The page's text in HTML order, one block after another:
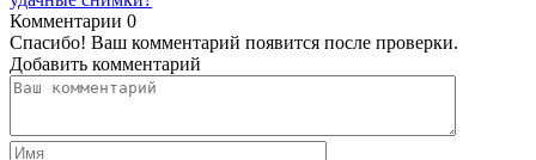
Комментарии 0
Спасибо! Ваш комментарий появится после проверки.
Добавить комментарий